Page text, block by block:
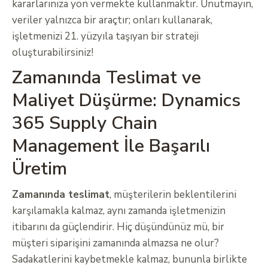
kararlarınıza yön vermekte kullanmaktır. Unutmayın,
veriler yalnızca bir araçtır; onları kullanarak,
işletmenizi 21. yüzyıla taşıyan bir strateji
oluşturabilirsiniz!
Zamanında Teslimat ve
Maliyet Düşürme: Dynamics
365 Supply Chain
Management İle Başarılı
Üretim
Zamanında teslimat, müşterilerin beklentilerini
karşılamakla kalmaz, aynı zamanda işletmenizin
itibarını da güçlendirir. Hiç düşündünüz mü, bir
müşteri siparişini zamanında almazsa ne olur?
Sadakatlerini kaybetmekle kalmaz, bununla birlikte